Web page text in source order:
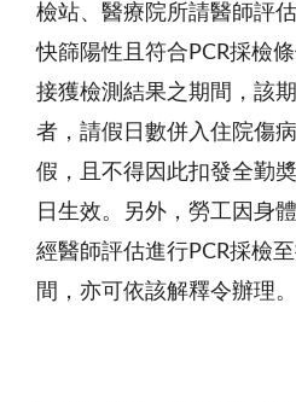
檢站、醫療院所請醫師評
快篩陽性且符合PCR採檢
接獲檢測結果之期間，該
者，請假日數併入住院傷
假，且不得因此扣發全勤
日生效。另外，勞工因身
經醫師評估進行PCR採檢
間，亦可依該解釋令辦理。